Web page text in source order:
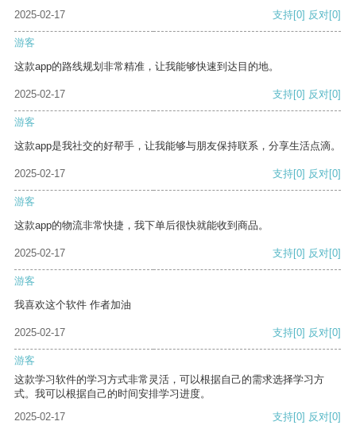
2025-02-17 支持[0] 反对[0]
游客
这款app的路线规划非常精准，让我能够快速到达目的地。
2025-02-17 支持[0] 反对[0]
游客
这款app是我社交的好帮手，让我能够与朋友保持联系，分享生活点滴。
2025-02-17 支持[0] 反对[0]
游客
这款app的物流非常快捷，我下单后很快就能收到商品。
2025-02-17 支持[0] 反对[0]
游客
我喜欢这个软件 作者加油
2025-02-17 支持[0] 反对[0]
游客
这款学习软件的学习方式非常灵活，可以根据自己的需求选择学习方
式。我可以根据自己的时间安排学习进度。
2025-02-17
支持[0] 反对[0]